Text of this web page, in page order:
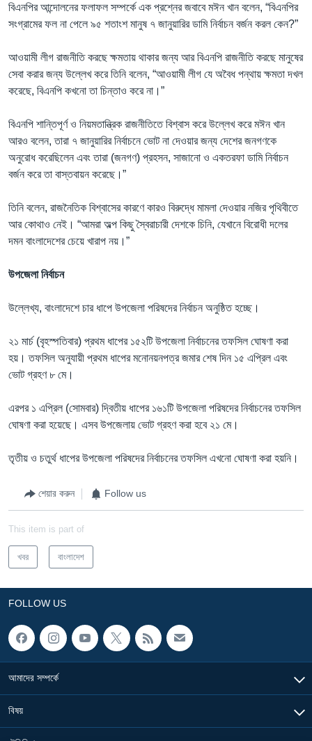
বিএনপির আন্দোলনের ফলাফল সম্পর্কে এক প্রশ্নের জবাবে মঈন খান বলেন, “বিএনপির
সংগ্রামের ফল না পেলে ৯৫ শতাংশ মানুষ ৭ জানুয়ারির ডামি নির্বাচন বর্জন করল কেন?”
আওয়ামী লীগ রাজনীতি করছে ক্ষমতায় থাকার জন্য আর বিএনপি রাজনীতি করছে মানুষের
সেবা করার জন্য উল্লেখ করে তিনি বলেন, “আওয়ামী লীগ যে অবৈধ পন্থায় ক্ষমতা দখল
করেছে, বিএনপি কখনো তা চিন্তাও করে না।”
বিএনপি শান্তিপূর্ণ ও নিয়মতান্ত্রিক রাজনীতিতে বিশ্বাস করে উল্লেখ করে মঈন খান
আরও বলেন, তারা ৭ জানুয়ারির নির্বাচনে ভোট না দেওয়ার জন্য দেশের জনগণকে
অনুরোধ করেছিলেন এবং তারা (জনগণ) প্রহসন, সাজানো ও একতরফা ডামি নির্বাচন
বর্জন করে তা বাস্তবায়ন করেছে।”
তিনি বলেন, রাজনৈতিক বিশ্বাসের কারণে কারও বিরুদ্ধে মামলা দেওয়ার নজির পৃথিবীতে
আর কোথাও নেই। “আমরা অল্প কিছু স্বৈরাচারী দেশকে চিনি, যেখানে বিরোধী দলের
দমন বাংলাদেশের চেয়ে খারাপ নয়।”
উপজেলা নির্বাচন
উল্লেখ্য, বাংলাদেশে চার ধাপে উপজেলা পরিষদের নির্বাচন অনুষ্ঠিত হচ্ছে।
২১ মার্চ (বৃহস্পতিবার) প্রথম ধাপের ১৫২টি উপজেলা নির্বাচনের তফসিল ঘোষণা করা
হয়। তফসিল অনুযায়ী প্রথম ধাপের মনোনয়নপত্র জমার শেষ দিন ১৫ এপ্রিল এবং
ভোট গ্রহণ ৮ মে।
এরপর ১ এপ্রিল (সোমবার) দ্বিতীয় ধাপের ১৬১টি উপজেলা পরিষদের নির্বাচনের তফসিল
ঘোষণা করা হয়েছে। এসব উপজেলায় ভোট গ্রহণ করা হবে ২১ মে।
তৃতীয় ও চতুর্থ ধাপের উপজেলা পরিষদের নির্বাচনের তফসিল এখনো ঘোষণা করা হয়নি।
শেয়ার করুন Follow us
This item is part of
খবর বাংলাদেশ
FOLLOW US
আমাদের সম্পর্কে
বিষয়